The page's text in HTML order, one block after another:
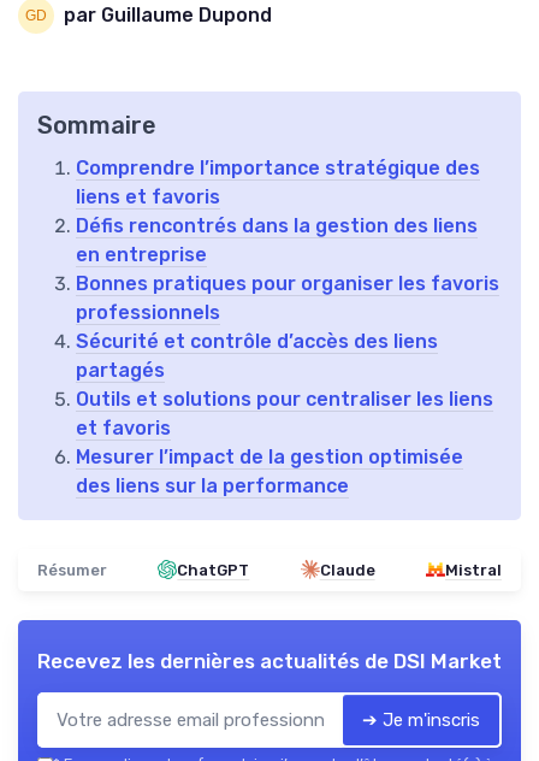
par Guillaume Dupond
Sommaire
Comprendre l’importance stratégique des
liens et favoris
Défis rencontrés dans la gestion des liens
en entreprise
Bonnes pratiques pour organiser les favoris
professionnels
Sécurité et contrôle d’accès des liens
partagés
Outils et solutions pour centraliser les liens
et favoris
Mesurer l’impact de la gestion optimisée
des liens sur la performance
Résumer ChatGPT Claude Mistral
Recevez les dernières actualités de DSI Market
➔ Je m'inscris